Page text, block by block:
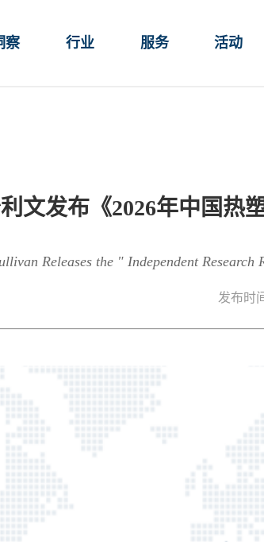
察 行业 服务 活动
文发布《2026年中国热
Releases the " Independent
发布时